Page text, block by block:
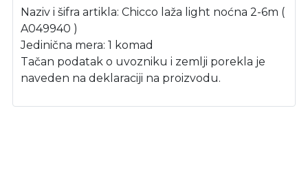
Naziv i šifra artikla: Chicco laža light noćna 2-6m (
A049940 )
Jedinična mera: 1 komad
Tačan podatak o uvozniku i zemlji porekla je
naveden na deklaraciji na proizvodu.